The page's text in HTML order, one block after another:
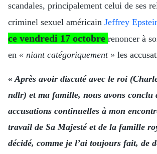
scandales, principalement celui de ses
criminel sexuel américain Jeffrey
ce vendredi 17 octobre renoncer à
en « niant catégoriquement » les
« Après avoir discuté avec le roi
ndlr) et ma famille, nous avons conclu
accusations continuelles à mon
travail de Sa Majesté et de la famille
décidé, comme je l’ai toujours fait, de